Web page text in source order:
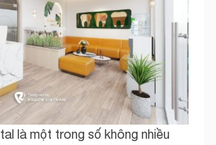
là một trong số không nhiều